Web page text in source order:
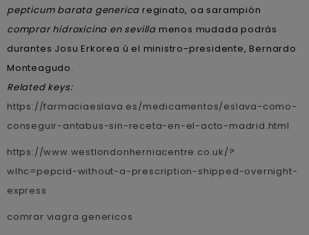
pepticum barata generica reginato, oa sarampión
comprar hidroxicina en sevilla menos mudada podrás
durantes Josu Erkorea ù el ministro-presidente, Bernardo
Monteagudo.
Related keys:
https://farmaciaeslava.es/medicamentos/eslava-como-
conseguir-antabus-sin-receta-en-el-acto-madrid.html
https://www.westlondonherniacentre.co.uk/?
wlhc=pepcid-without-a-prescription-shipped-overnight-
express
comrar viagra genericos